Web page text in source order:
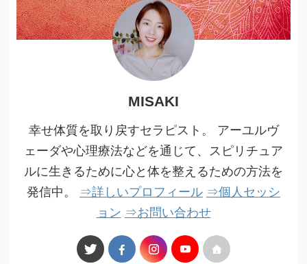
MISAKI
幸せ体質を取り戻すセラピスト。 アーユルヴ
ェーダや心理療法などを通じて、スピリチュア
ルに生きるために心と体を整えるための方法を
発信中。 ⇒詳しいプロフィール ⇒個人セッシ
ョン ⇒お問い合わせ